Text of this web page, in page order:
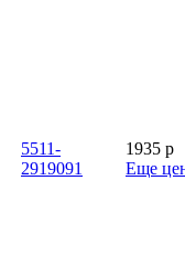
5511-
2919091
1935 p
Еще